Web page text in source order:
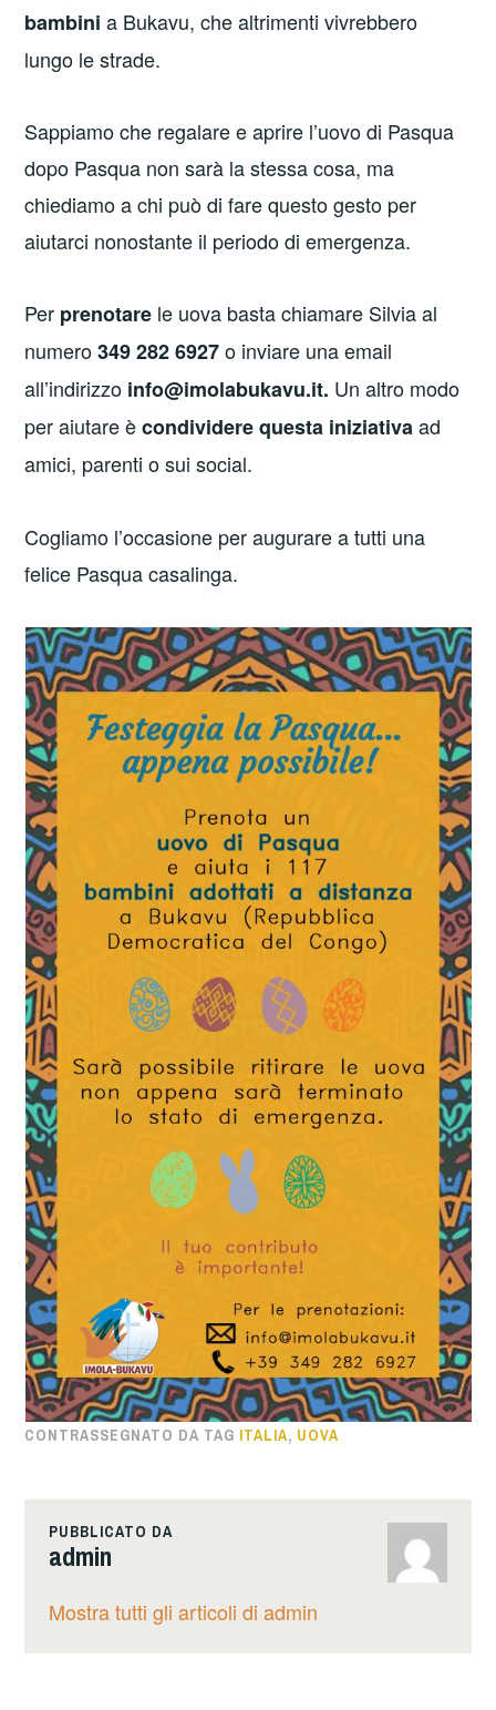
bambini a Bukavu, che altrimenti vivrebbero
lungo le strade.
Sappiamo che regalare e aprire l’uovo di Pasqua
dopo Pasqua non sarà la stessa cosa, ma
chiediamo a chi può di fare questo gesto per
aiutarci nonostante il periodo di emergenza.
Per prenotare le uova basta chiamare Silvia al
numero349 282 6927o inviare una email
all’indirizzo info@imolabukavu.it. Un altro modo
per aiutare ècondividere questa iniziativaad
amici, parenti o sui social.
Cogliamo l’occasione per augurare a tutti una
felice Pasqua casalinga.
CONTRASSEGNATO DA TAG ITALIA, UOVA
PUBBLICATO DA
admin
Mostra tutti gli articoli di admin